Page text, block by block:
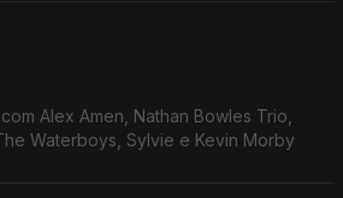
Alex Amen, Nathan Bowles Trio,
Waterboys, Sylvie e Kevin Morby